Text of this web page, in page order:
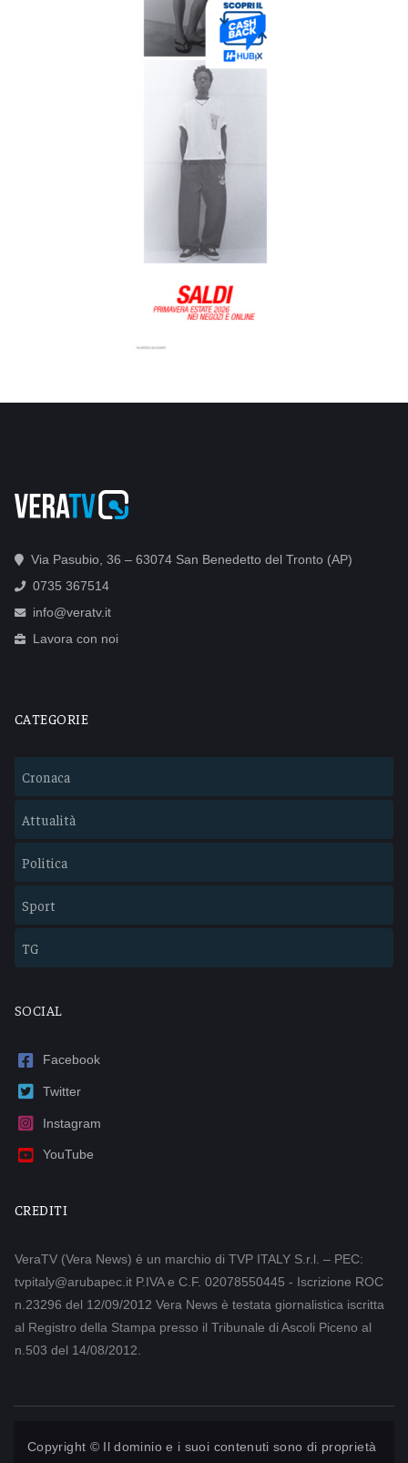
Via Pasubio, 36 – 63074 San Benedetto del Tronto (AP)
0735 367514
info@veratv.it
Lavora con noi
CATEGORIE
Cronaca
Attualità
Politica
Sport
TG
SOCIAL
Facebook
Twitter
Instagram
YouTube
CREDITI
VeraTV (Vera News) è un marchio di TVP ITALY S.r.l. – PEC:
tvpitaly@arubapec.it P.IVA e C.F. 02078550445 - Iscrizione ROC
n.23296 del 12/09/2012 Vera News è testata giornalistica iscritta
al Registro della Stampa presso il Tribunale di Ascoli Piceno al
n.503 del 14/08/2012.
Copyright © Il dominio e i suoi contenuti sono di proprietà